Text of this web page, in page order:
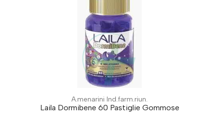
A.menarini Ind.farm.riun.
Laila Dormibene 60 Pastiglie Gommose